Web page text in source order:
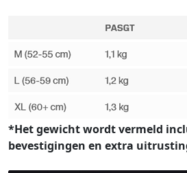
*Het gewicht wordt vermeld
bevestigingen en extra